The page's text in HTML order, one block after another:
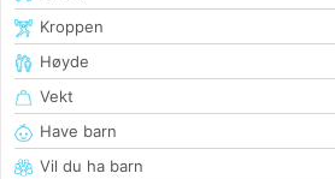
Kroppen
Høyde
Vekt
Have barn
Vil du ha barn